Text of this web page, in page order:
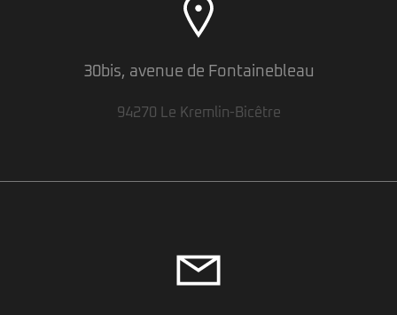
30bis, avenue de Fontainebleau
94270 Le Kremlin-Bicêtre